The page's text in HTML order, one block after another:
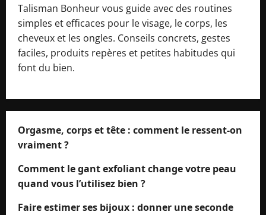
Talisman Bonheur vous guide avec des routines
simples et efficaces pour le visage, le corps, les
cheveux et les ongles. Conseils concrets, gestes
faciles, produits repères et petites habitudes qui
font du bien.
Orgasme, corps et tête : comment le ressent-on
vraiment ?
Comment le gant exfoliant change votre peau
quand vous l’utilisez bien ?
Faire estimer ses bijoux : donner une seconde